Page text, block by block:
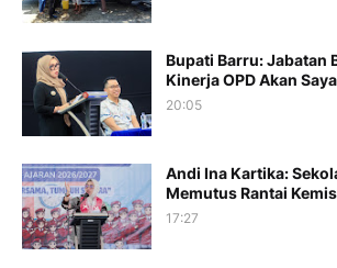
Bupati Barru: Jabatan
Kinerja OPD Akan
20:05
Andi Ina Kartika:
Memutus Rantai
17:27